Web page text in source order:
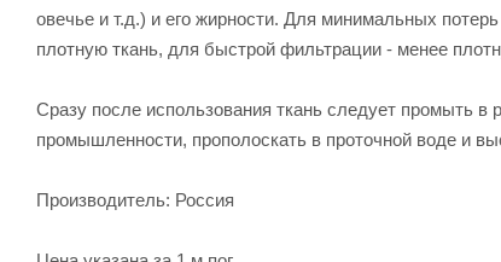
овечье и т.д.) и его жирности. Для минимальных
плотную ткань, для быстрой фильтрации - менее
Сразу после использования ткань следует промыть
промышленности, прополоскать в проточной воде и
Производитель: Россия